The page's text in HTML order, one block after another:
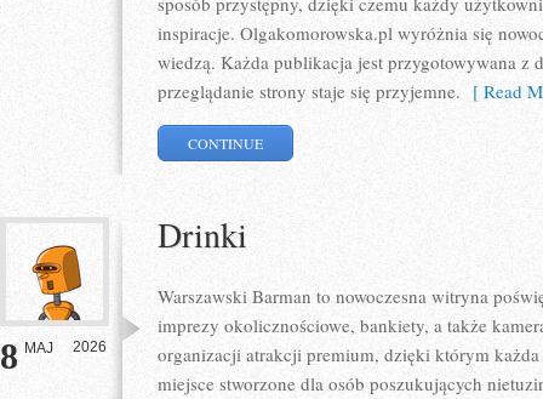
inspiracje. Olgakomorowska.pl wyróżnia się
wiedzą. Każda publikacja jest przygotowywana z
przeglądanie strony staje się przyjemne. [ Read
CONTINUE
8 MAJ 2026
Drinki
Warszawski Barman to nowoczesna witryna
imprezy okolicznościowe, bankiety, a także
organizacji atrakcji premium, dzięki którym
miejsce stworzone dla osób poszukujących